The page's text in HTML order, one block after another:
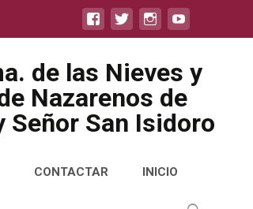
de las Nieves y
Nazarenos de
Señor San Isidoro
CONTACTAR INICIO
Buscar